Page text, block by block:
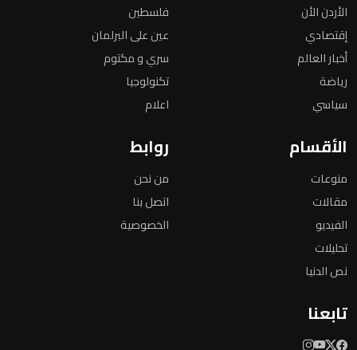
الأردن الأن
إقتصادي
أخبار العالم
رياضة
سياسي
فلسطين
عين على البرلمان
سري و مكتوم
تكنولوجيا
اعلام
الأقسام
منوعات
مقالات
الفيديو
تحليلات
نص الدنيا
روابط
من نحن
اتصل بنا
الخصوصية
تابعنا